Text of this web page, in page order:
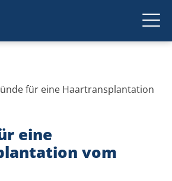
für eine Haartransplantation
eine
vom